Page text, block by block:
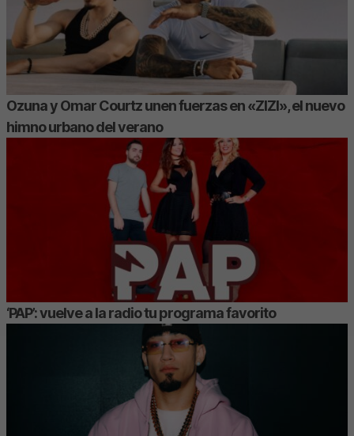
Ozuna y Omar Courtz unen fuerzas en «ZIZI», el nuevo
himno urbano del verano
‘PAP’: vuelve a la radio tu programa favorito